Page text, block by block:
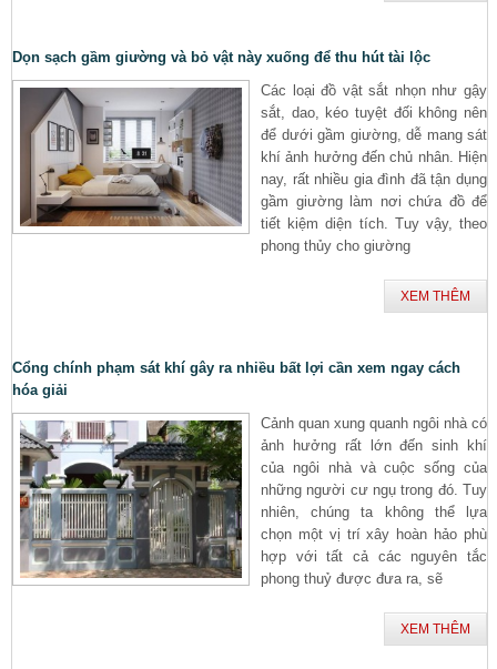
Dọn sạch gầm giường và bỏ vật này xuống để thu hút tài lộc
Các loại đồ vật sắt nhọn như gậy
sắt, dao, kéo tuyệt đối không nên
để dưới gầm giường, dễ mang sát
khí ảnh hưởng đến chủ nhân. Hiện
nay, rất nhiều gia đình đã tận dụng
gầm giường làm nơi chứa đồ để
tiết kiệm diện tích. Tuy vậy, theo
phong thủy cho giường
XEM THÊM
Cổng chính phạm sát khí gây ra nhiều bất lợi cần xem ngay cách
hóa giải
Cảnh quan xung quanh ngôi nhà có
ảnh hưởng rất lớn đến sinh khí
của ngôi nhà và cuộc sống của
những người cư ngụ trong đó. Tuy
nhiên, chúng ta không thể lựa
chọn một vị trí xây hoàn hảo phù
hợp với tất cả các nguyên tắc
phong thuỷ được đưa ra, sẽ
XEM THÊM